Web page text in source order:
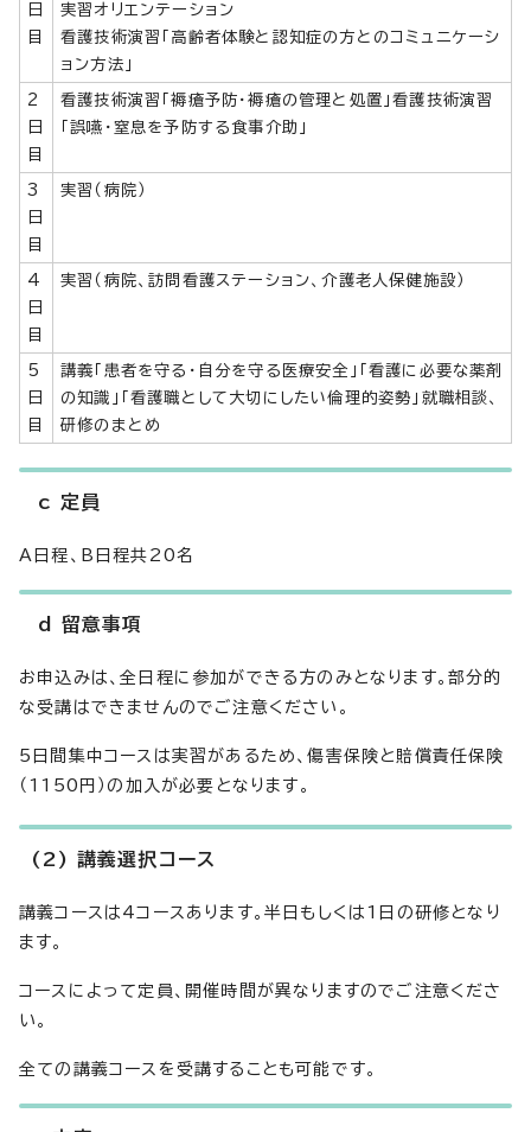
日
目
実習オリエンテーション
看護技術演習「高齢者体験と認知症の方とのコミュニケーシ
ョン方法」
2
日
目
看護技術演習「褥瘡予防・褥瘡の管理と処置」看護技術演習
「誤嚥・窒息を予防する食事介助」
3
日
目
実習（病院）
4
日
目
実習（病院、訪問看護ステーション、介護老人保健施設）
5
日
目
講義「患者を守る・自分を守る医療安全」「看護に必要な薬剤
の知識」「看護職として大切にしたい倫理的姿勢」就職相談、
研修のまとめ
c 定員
A日程、B日程共20名
d 留意事項
お申込みは、全日程に参加ができる方のみとなります。部分的
な受講はできませんのでご注意ください。
5日間集中コースは実習があるため、傷害保険と賠償責任保険
（1150円）の加入が必要となります。
(2) 講義選択コース
講義コースは4コースあります。半日もしくは1日の研修となり
ます。
コースによって定員、開催時間が異なりますのでご注意くださ
い。
全ての講義コースを受講することも可能です。